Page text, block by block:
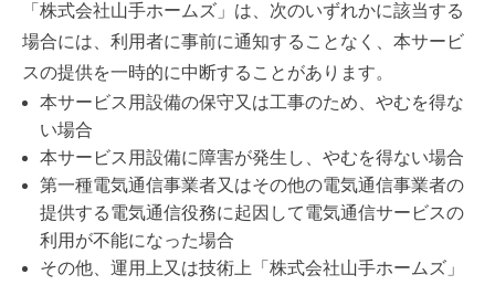
「株式会社山手ホームズ」は、次のいずれかに該当する
場合には、利用者に事前に通知することなく、本サービ
スの提供を一時的に中断することがあります。
本サービス用設備の保守又は工事のため、やむを得な
い場合
本サービス用設備に障害が発生し、やむを得ない場合
第一種電気通信事業者又はその他の電気通信事業者の
提供する電気通信役務に起因して電気通信サービスの
利用が不能になった場合
その他、運用上又は技術上「株式会社山手ホームズ」